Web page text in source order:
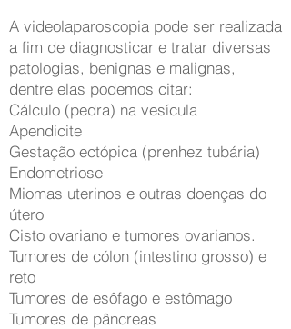
A videolaparoscopia pode ser realizada
a fim de diagnosticar e tratar diversas
patologias, benignas e malignas,
dentre elas podemos citar:
Cálculo (pedra) na vesícula
Apendicite
Gestação ectópica (prenhez tubária)
Endometriose
Miomas uterinos e outras doenças do
útero
Cisto ovariano e tumores ovarianos.
Tumores de cólon (intestino grosso) e
reto
Tumores de esôfago e estômago
Tumores de pâncreas